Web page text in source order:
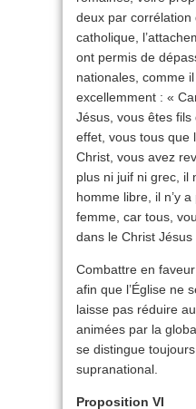
deux par corrélation
catholique,
ont permis de
nationales, comme il
excellemment : «
Jésus, vous êtes
effet, vous tous que
Christ, vous avez
plus ni juif ni grec, il
homme libre, il n’y a
femme, car tous,
dans le Christ Jésus
Combattre en
afin que l’Église ne
laisse pas réduire
animées par la
se distingue
supranational.
Proposition VI